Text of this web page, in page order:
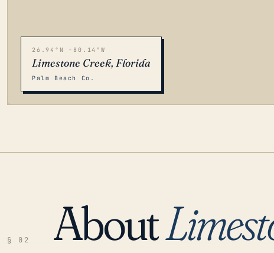
LOADING…
26.94°N -80.14°W
Limestone Creek, Florida
Palm Beach Co.
§ 02 About